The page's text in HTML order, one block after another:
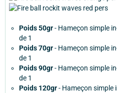
Poids 50gr- Hameçon simple
de 1
Poids 70gr- Hameçon simple
de 1
Poids 90gr- Hameçon simple
de 1
Poids 120gr- Hameçon simple